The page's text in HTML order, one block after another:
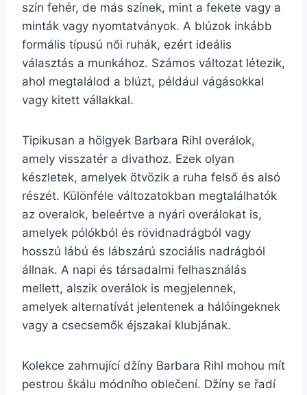
szín fehér, de más színek, mint a fekete vagy a
minták vagy nyomtatványok. A blúzok inkább
formális típusú női ruhák, ezért ideális
választás a munkához. Számos változat létezik,
ahol megtalálod a blúzt, például vágásokkal
vagy kitett vállakkal.
Tipikusan a hölgyek Barbara Rihl overálok,
amely visszatér a divathoz. Ezek olyan
készletek, amelyek ötvözik a ruha felső és alsó
részét. Különféle változatokban megtalálhatók
az overalok, beleértve a nyári overálokat is,
amelyek pólókból és rövidnadrágból vagy
hosszú lábú és lábszárú szociális nadrágból
állnak. A napi és társadalmi felhasználás
mellett, alszik overálok is megjelennek,
amelyek alternatívát jelentenek a hálóingeknek
vagy a csecsemők éjszakai klubjának.
Kolekce zahrnující džíny Barbara Rihl mohou mít
pestrou škálu módního oblečení. Džíny se řadí